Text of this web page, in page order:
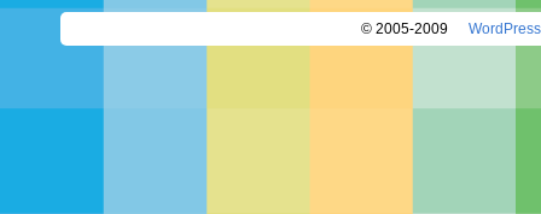
© 2005-2009 WordPress